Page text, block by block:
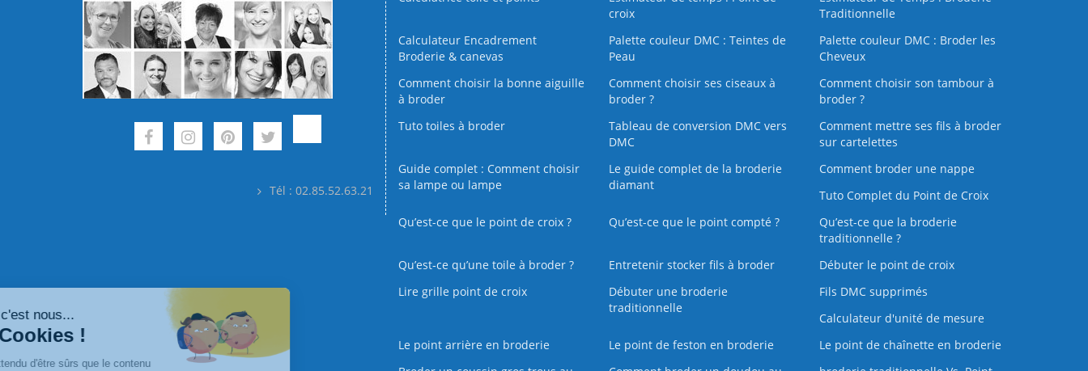
Tél : 02.85.52.63.21
croix
Traditionnelle
Calculateur Encadrement
Broderie & canevas
Palette couleur DMC : Teintes de
Peau
Palette couleur DMC : Broder les
Cheveux
Comment choisir la bonne aiguille
à broder
Comment choisir ses ciseaux à
broder ?
Comment choisir son tambour à
broder ?
Tuto toiles à broder
Tableau de conversion DMC vers
DMC
Comment mettre ses fils à broder
sur cartelettes
Guide complet : Comment choisir
sa lampe ou lampe
Le guide complet de la broderie
diamant
Comment broder une nappe
Tuto Complet du Point de Croix
Qu’est-ce que le point de croix ?
Qu’est-ce que le point compté ?
Qu’est-ce que la broderie
traditionnelle ?
Qu’est‑ce qu’une toile à broder ?
Entretenir stocker fils à broder
Débuter le point de croix
Lire grille point de croix
Débuter une broderie
traditionnelle
Fils DMC supprimés
Calculateur d'unité de mesure
Le point arrière en broderie
Le point de feston en broderie
Le point de chaînette en broderie